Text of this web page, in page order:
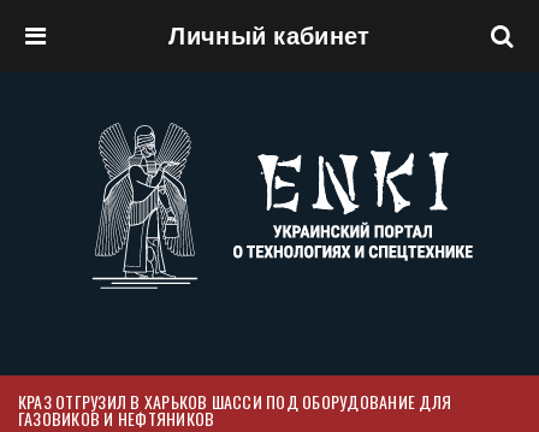
Личный кабинет
КРАЗ ОТГРУЗИЛ В ХАРЬКОВ ШАССИ ПОД ОБОРУДОВАНИЕ ДЛЯ
ГАЗОВИКОВ И НЕФТЯНИКОВ